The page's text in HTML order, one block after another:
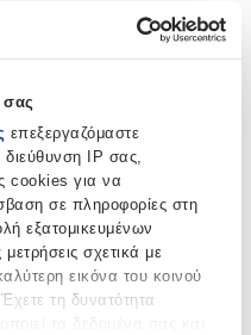
σας
επεξεργαζόμαστε
IP σας,
cookies για να
σε πληροφορίες στη
εξατομικευμένων
σχετικά με
εικόνα του κοινού
τη δυνατότητα